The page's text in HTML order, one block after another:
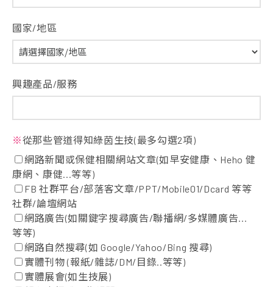
國家/地區
興趣產品/服務
※從那些管道得知綠茵生技(最多勾選2項)
網路新聞或保健相關網站文章(如早安健康、Heho 健
康網、康健...等等)
FB 社群平台/部落客文章/PPT/Mobile01/Dcard 等等
社群/論壇網站
網路廣告(如關鍵字搜尋廣告/聯播網/多媒體廣告...
等等)
網路自然搜尋(如 Google/Yahoo/Bing 搜尋)
實體刊物 (報紙/雜誌/DM/目錄..等等)
實體展會(如生技展)